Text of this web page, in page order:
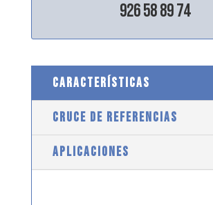
926 58 89 74
CARACTERÍSTICAS
CRUCE DE REFERENCIAS
APLICACIONES